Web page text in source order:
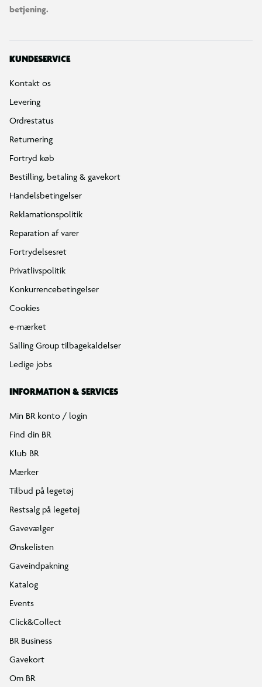
betjening.
KUNDESERVICE
Kontakt os
Levering
Ordrestatus
Returnering
Fortryd køb
Bestilling, betaling & gavekort
Handelsbetingelser
Reklamationspolitik
Reparation af varer
Fortrydelsesret
Privatlivspolitik
Konkurrencebetingelser
Cookies
e-mærket
Salling Group tilbagekaldelser
Ledige jobs
INFORMATION & SERVICES
Min BR konto / login
Find din BR
Klub BR
Mærker
Tilbud på legetøj
Restsalg på legetøj
Gavevælger
Ønskelisten
Gaveindpakning
Katalog
Events
Click&Collect
BR Business
Gavekort
Om BR